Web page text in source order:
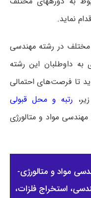
نماید.
مختلف در رشته مهندسی
به داوطلبان این رشته
تا فرصت‌های احتمالی
رتبه و محل قبولی
مواد و متالورژی
مواد و متالورژی-
استخراج فلزات،